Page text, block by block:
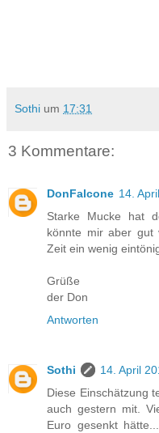
Sothi um 17:31
3 Kommentare:
DonFalcone 14.
Starke Mucke hat
könnte mir aber gut
Zeit ein wenig
Grüße
der Don
Antworten
Sothi
14. April
Diese Einschätzung
auch gestern mit.
Euro gesenkt